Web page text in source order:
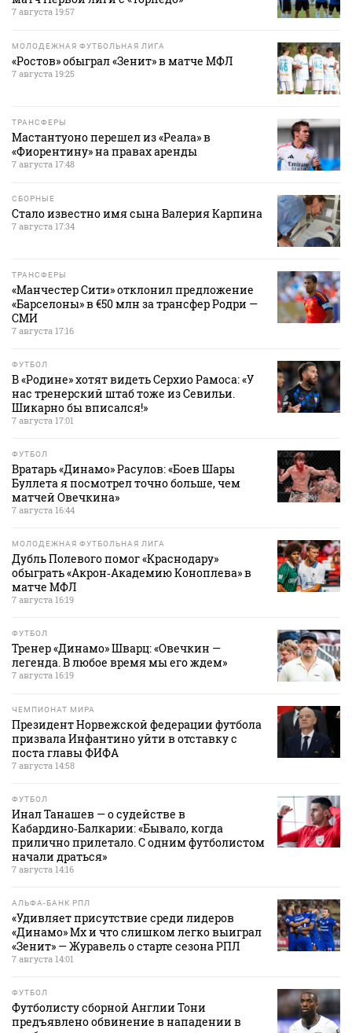
7 августа 19:57
МОЛОДЕЖНАЯ ФУТБОЛЬНАЯ ЛИГА
«Ростов» обыграл «Зенит» в матче МФЛ
7 августа 19:25
ТРАНСФЕРЫ
Мастантуоно перешел из «Реала» в
«Фиорентину» на правах аренды
7 августа 17:48
СБОРНЫЕ
Стало известно имя сына Валерия Карпина
7 августа 17:34
ТРАНСФЕРЫ
«Манчестер Сити» отклонил предложение
«Барселоны» в €50 млн за трансфер Родри —
СМИ
7 августа 17:16
ФУТБОЛ
В «Родине» хотят видеть Серхио Рамоса: «У
нас тренерский штаб тоже из Севильи.
Шикарно бы вписался!»
7 августа 17:01
ФУТБОЛ
Вратарь «Динамо» Расулов: «Боев Шары
Буллета я посмотрел точно больше, чем
матчей Овечкина»
7 августа 16:44
МОЛОДЕЖНАЯ ФУТБОЛЬНАЯ ЛИГА
Дубль Полевого помог «Краснодару»
обыграть «Акрон‑Академию Коноплева» в
матче МФЛ
7 августа 16:19
ФУТБОЛ
Тренер «Динамо» Шварц: «Овечкин —
легенда. В любое время мы его ждем»
7 августа 16:19
ЧЕМПИОНАТ МИРА
Президент Норвежской федерации футбола
призвала Инфантино уйти в отставку с
поста главы ФИФА
7 августа 14:58
ФУТБОЛ
Инал Танашев — о судействе в
Кабардино‑Балкарии: «Бывало, когда
прилично прилетало. С одним футболистом
начали драться»
7 августа 14:16
АЛЬФА-БАНК РПЛ
«Удивляет присутствие среди лидеров
«Динамо» Мх и что слишком легко выиграл
«Зенит» — Журавель о старте сезона РПЛ
7 августа 14:01
ФУТБОЛ
Футболисту сборной Англии Тони
предъявлено обвинение в нападении в